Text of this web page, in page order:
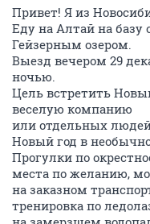
Привет! Я из
Еду на Алтай на базу
Гейзерным озером.
Выезд вечером 29
ночью.
Цель встретить
веселую компанию
или отдельных
Новый год в
Прогулки по
места по желанию,
на заказном
тренировка по